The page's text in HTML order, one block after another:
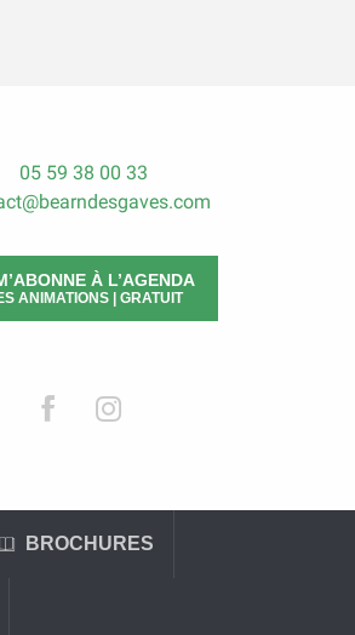
05 59 38 00 33
À L’AGENDA
ANIMATIONS | GRATUIT
BROCHURES